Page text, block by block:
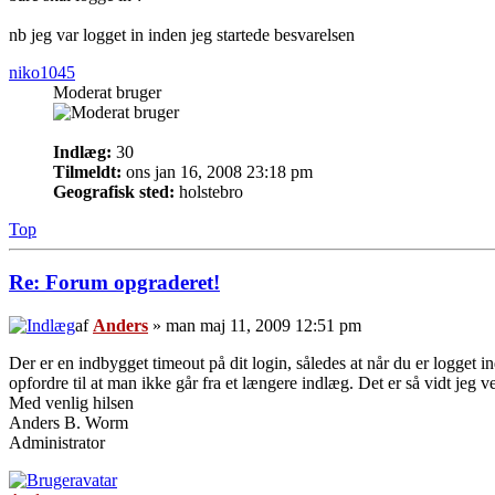
nb jeg var logget in inden jeg startede besvarelsen
niko1045
Moderat bruger
Indlæg: 30
Tilmeldt: ons jan 16, 2008 23:18 pm
Geografisk sted: holstebro
Top
Re: Forum opgraderet!
af Anders » man maj 11, 2009 12:51 pm
Der er en indbygget timeout på dit login, således at når du er
opfordre til at man ikke går fra et længere indlæg. Det er så vidt jeg
Med venlig hilsen
Anders B. Worm
Administrator